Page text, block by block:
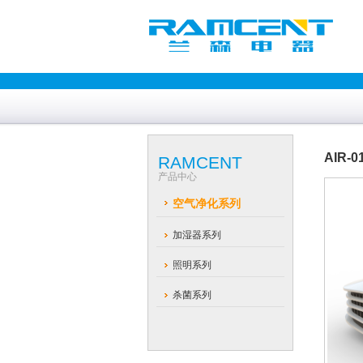
RAMCENT
产品中心
空气净化系列
加湿器系列
照明系列
杀菌系列
AIR-